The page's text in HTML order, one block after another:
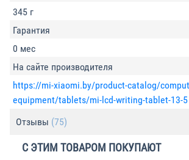
345 г
Гарантия
0 мес
На сайте производителя
https://mi-xiaomi.by/product-catalog/
equipment/tablets/mi-lcd-writing-tablet-13-5
Отзывы (75)
С ЭТИМ ТОВАРОМ ПОКУПАЮТ